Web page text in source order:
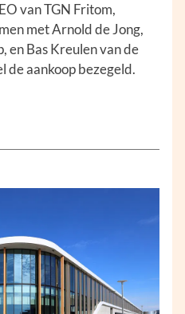
van TGN Fritom,
met Arnold de Jong,
en Bas Kreulen van de
de aankoop bezegeld.